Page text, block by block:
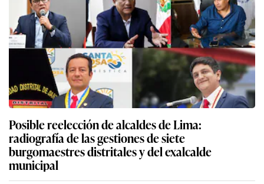
Posible reelección de alcaldes de Lima:
radiografía de las gestiones de siete
burgomaestres distritales y del exalcalde
municipal